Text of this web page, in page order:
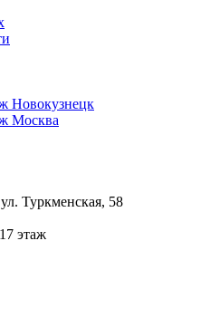
Новокузнецк
Москва
Туркменская, 58
этаж